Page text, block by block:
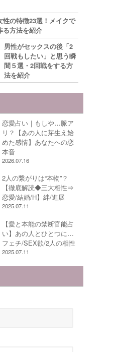
性の特徴23選！メイクで
る方法を紹介
男性がセックスの後「2
回戦もしたい」と思う瞬
間５選・2回戦をする方
法を紹介
恋愛占い｜もしや…脈ア
リ？【あの人に芽生え始
めた感情】あなたへの恋
本音
2026.07.16
2人の繋がりは“本物”？
【徹底解読◆三大相性⇒
恋愛/結婚/H】絆/進展
2025.07.11
【愛と本能の禁断官能占
い】あの人とひとつに…
フェチ/SEX欲/2人の相性
2025.07.11